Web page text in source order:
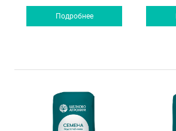
Подробнее